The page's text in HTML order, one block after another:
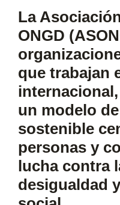
La
ONGD
que trabajan
un modelo
sostenible
personas y
lucha contra
desigualdad